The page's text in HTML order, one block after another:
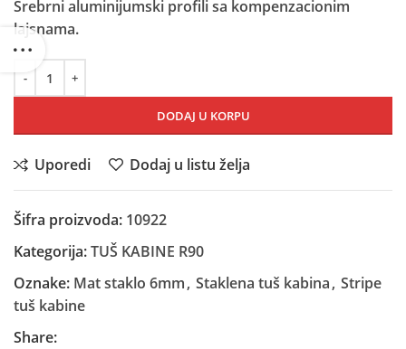
Srebrni aluminijumski profili sa kompenzacionim
lajsnama.
DODAJ U KORPU
Uporedi Dodaj u listu želja
Šifra proizvoda: 10922
Kategorija:TUŠ KABINE R90
Oznake: Mat staklo 6mm, Staklena tuš kabina, Stripe
tuš kabine
Share: